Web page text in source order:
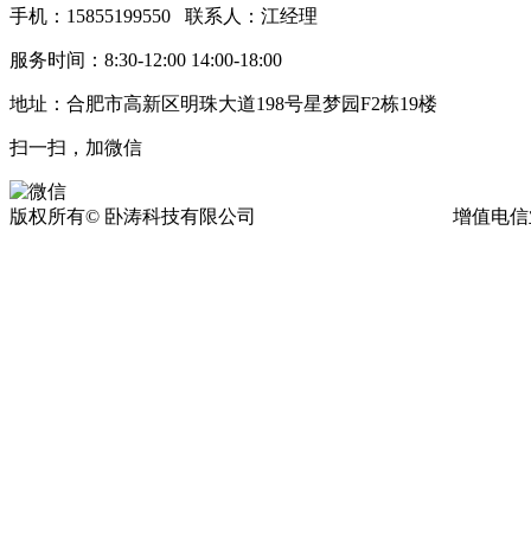
手机：15855199550 联系人：江经理
服务时间：8:30-12:00 14:00-18:00
地址：合肥市高新区明珠大道198号星梦园F2栋19楼
扫一扫，加微信
版权所有© 卧涛科技有限公司 增值电